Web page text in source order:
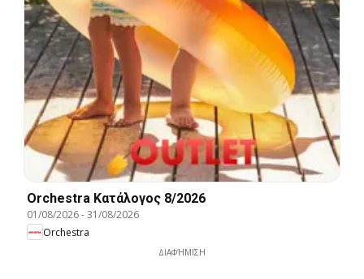
Orchestra Kατάλογος 8/2026
01/08/2026-31/08/2026
Orchestra
ΔΙΑΦΉΜΙΣΗ